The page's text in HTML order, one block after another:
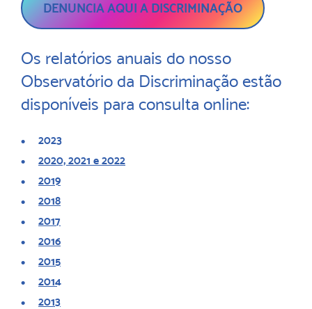
DENUNCIA AQUI A DISCRIMINAÇÃO
Os relatórios anuais do nosso
Observatório da Discriminação estão
disponíveis para consulta online:
2023
2020, 2021 e 2022
2019
2018
2017
2016
2015
2014
2013